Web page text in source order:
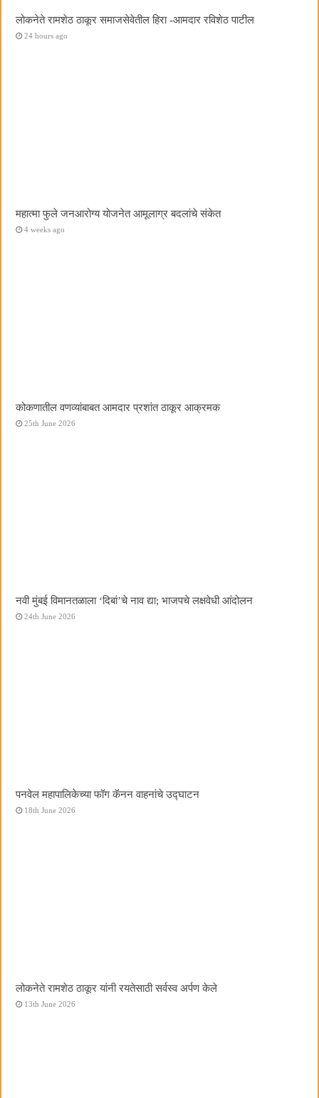
लोकनेते रामशेठ ठाकूर समाजसेवेतील हिरा -आमदार रविशेठ पाटील
24 hours ago
महात्मा फुले जनआरोग्य योजनेत आमूलाग्र बदलांचे संकेत
4 weeks ago
कोकणातील वणव्यांबाबत आमदार प्रशांत ठाकूर आक्रमक
25th June 2026
नवी मुंबई विमानतळाला ‌‘दिबां‌’चे नाव द्या; भाजपचे लक्षवेधी आंदोलन
24th June 2026
पनवेल महापालिकेच्या फॉग कॅनन वाहनांचे उद्घाटन
18th June 2026
लोकनेते रामशेठ ठाकूर यांनी रयतेसाठी सर्वस्व अर्पण केले
13th June 2026